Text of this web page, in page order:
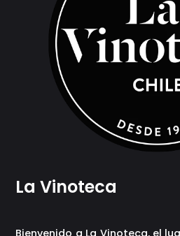
La Vinoteca